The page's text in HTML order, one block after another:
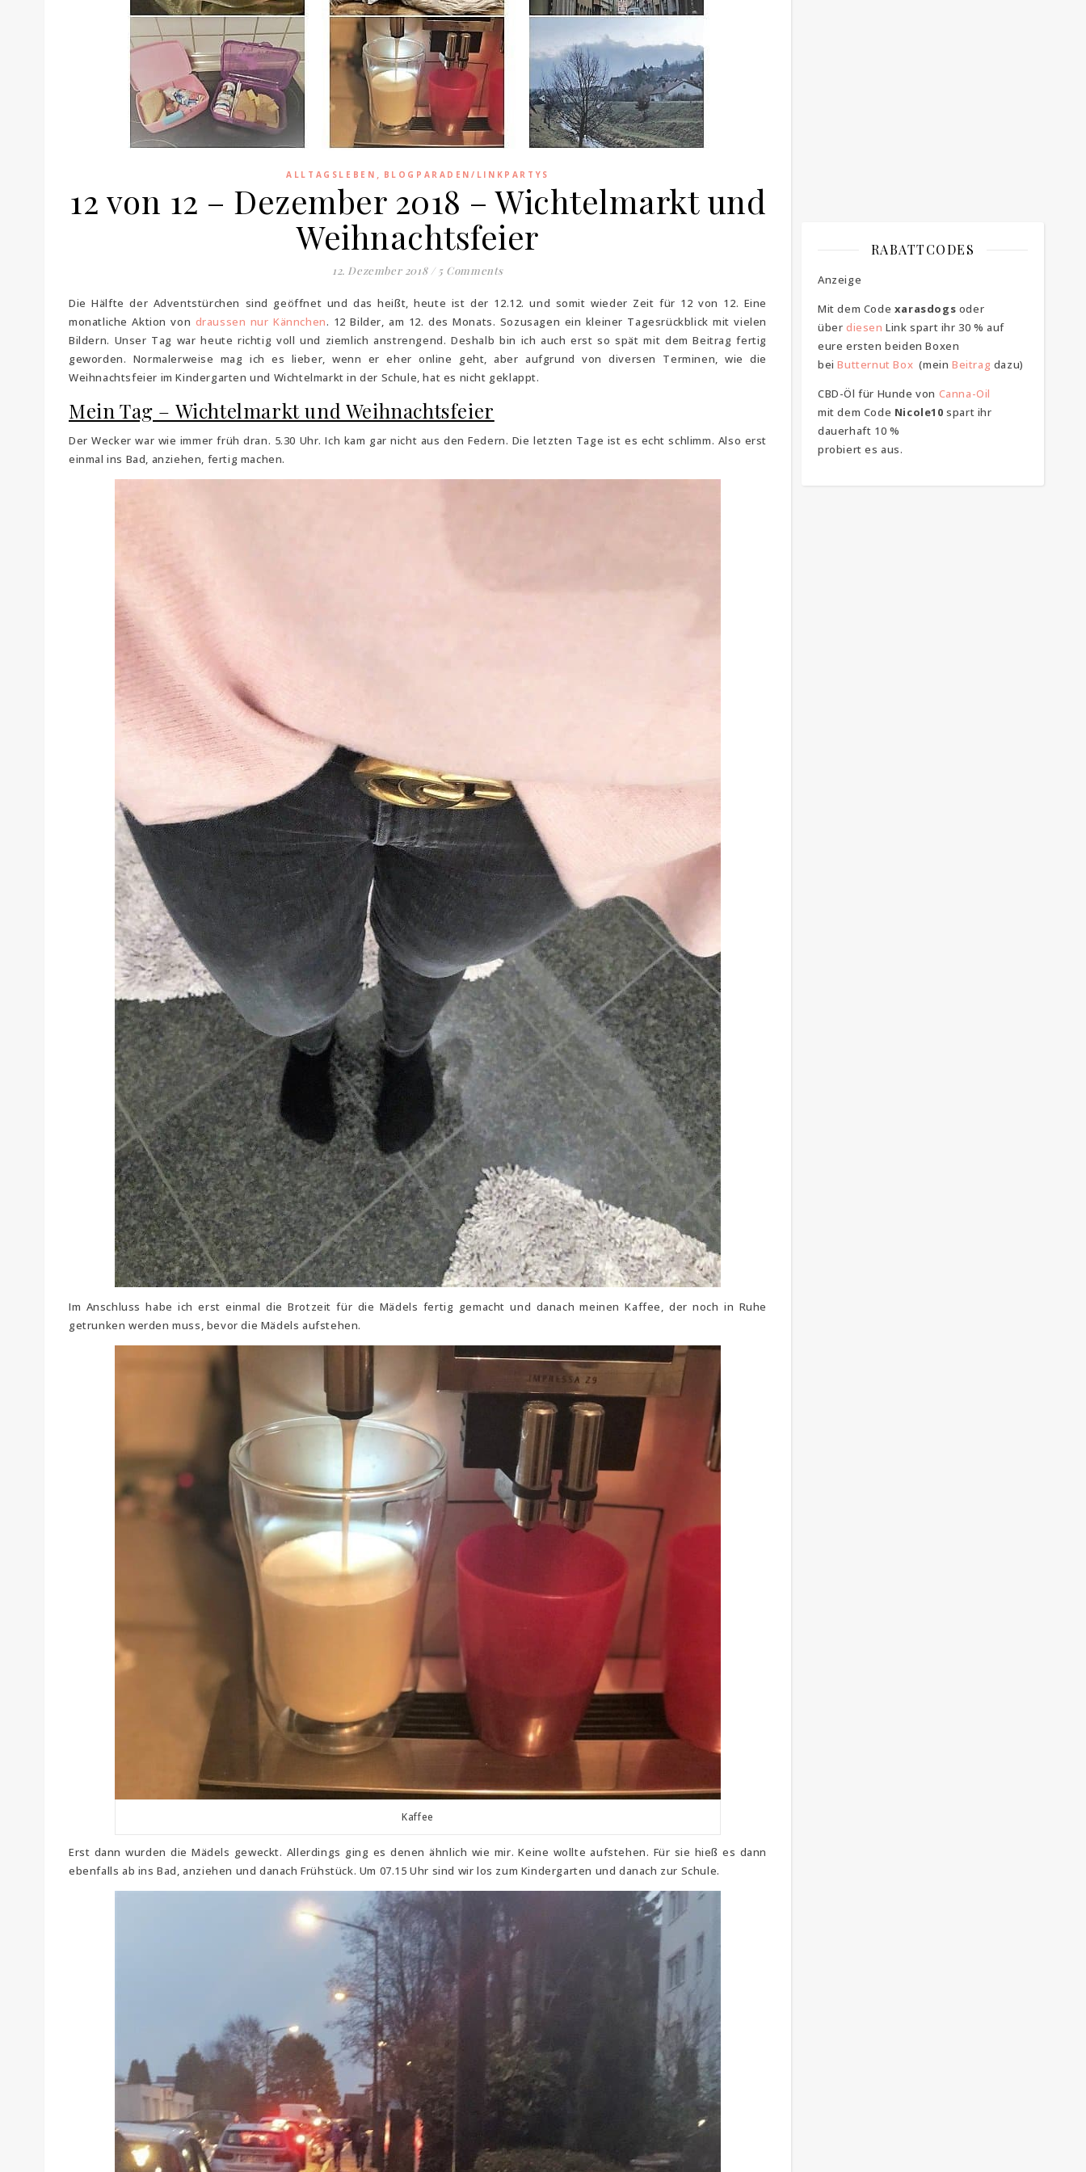
ALLTAGSLEBEN , BLOGPARADEN/LINKPARTYS
12 von 12 – Dezember 2018 – Wichtelmarkt und
Weihnachtsfeier
12. Dezember 2018 / 5 Comments
Die Hälfte der Adventstürchen sind geöffnet und das heißt, heute ist der 12.12. und somit wieder Zeit für 12 von 12. Eine
monatliche Aktion von draussen nur Kännchen. 12 Bilder, am 12. des Monats. Sozusagen ein kleiner Tagesrückblick mit vielen
Bildern. Unser Tag war heute richtig voll und ziemlich anstrengend. Deshalb bin ich auch erst so spät mit dem Beitrag fertig
geworden. Normalerweise mag ich es lieber, wenn er eher online geht, aber aufgrund von diversen Terminen, wie die
Weihnachtsfeier im Kindergarten und Wichtelmarkt in der Schule, hat es nicht geklappt.
Mein Tag – Wichtelmarkt und Weihnachtsfeier
Der Wecker war wie immer früh dran. 5.30 Uhr. Ich kam gar nicht aus den Federn. Die letzten Tage ist es echt schlimm. Also erst
einmal ins Bad, anziehen, fertig machen.
Im Anschluss habe ich erst einmal die Brotzeit für die Mädels fertig gemacht und danach meinen Kaffee, der noch in Ruhe
getrunken werden muss, bevor die Mädels aufstehen.
Kaffee
Erst dann wurden die Mädels geweckt. Allerdings ging es denen ähnlich wie mir. Keine wollte aufstehen. Für sie hieß es dann
ebenfalls ab ins Bad, anziehen und danach Frühstück. Um 07.15 Uhr sind wir los zum Kindergarten und danach zur Schule.
RABATTCODES
Anzeige
Mit dem Code xarasdogs oder
über diesen Link spart ihr 30 % auf
eure ersten beiden Boxen
beiButternut Box (meinBeitrag dazu)
CBD-Öl für Hunde von Canna-Oil
mit dem Code Nicole10 spart ihr
dauerhaft 10 %
probiert es aus.